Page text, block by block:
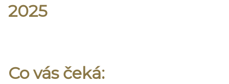
2025
Co vás čeká: